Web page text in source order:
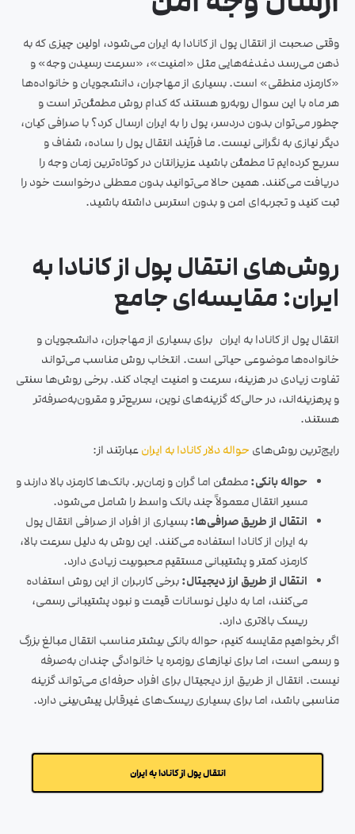
وقتی صحبت از انتقال پول از کانادا به ایران می‌شود، اولین چیزی که به
ذهن می‌رسد دغدغه‌هایی مثل «امنیت»، «سرعت رسیدن وجه» و
«کارمزد منطقی» است. بسیاری از مهاجران، دانشجویان و خانواده‌ها
هر ماه با این سوال روبه‌رو هستند که کدام روش مطمئن‌تر است و
چطور می‌توان بدون دردسر، پول را به ایران ارسال کرد؟ با صرافی کیان،
دیگر نیازی به نگرانی نیست. ما فرآیند انتقال پول را ساده، شفاف و
سریع کرده‌ایم تا مطمئن باشید عزیزانتان در کوتاه‌ترین زمان وجه را
دریافت می‌کنند. همین حالا می‌توانید بدون معطلی درخواست خود را
ثبت کنید و تجربه‌ای امن و بدون استرس داشته باشید.
روش‌های انتقال پول از کانادا به
ایران: مقایسه‌ای جامع
انتقال پول از کانادا به ایران برای بسیاری از مهاجران، دانشجویان و
خانواده‌ها موضوعی حیاتی است. انتخاب روش مناسب می‌تواند
تفاوت زیادی در هزینه، سرعت و امنیت ایجاد کند. برخی روش‌ها سنتی
و پرهزینه‌اند، در حالی‌که گزینه‌های نوین، سریع‌تر و مقرون‌به‌صرفه‌تر
هستند.
رایج‌ترین روش‌های حواله دلار کانادا به ایرانعبارتند از:
حواله بانکی:مطمئن اما گران و زمان‌بر. بانک‌ها کارمزد بالا دارند و
مسیر انتقال معمولاً چند بانک واسط را شامل می‌شود.
انتقال از طریق صرافی‌ها:بسیاری از افراد از صرافی انتقال پول
به ایران از کانادا استفاده می‌کنند. این روش به دلیل سرعت بالا،
کارمزد کمتر و پشتیبانی مستقیم محبوبیت زیادی دارد.
انتقال از طریق ارز دیجیتال:برخی کاربران از این روش استفاده
می‌کنند، اما به دلیل نوسانات قیمت و نبود پشتیبانی رسمی،
ریسک بالاتری دارد.
اگر بخواهیم مقایسه کنیم، حواله بانکی بیشتر مناسب انتقال مبالغ بزرگ
و رسمی است، اما برای نیازهای روزمره یا خانوادگی چندان به‌صرفه
نیست. انتقال از طریق ارز دیجیتال برای افراد حرفه‌ای می‌تواند گزینه‌
مناسبی باشد، اما برای بسیاری ریسک‌های غیرقابل پیش‌بینی دارد.
انتقال پول از کانادا به ایران